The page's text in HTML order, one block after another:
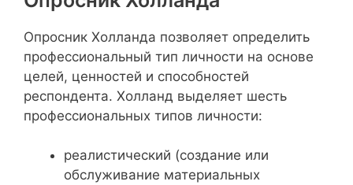
Опросник Холланда позволяет определить
профессиональный тип личности на основе
целей, ценностей и способностей
респондента. Холланд выделяет шесть
профессиональных типов личности:
реалистический (создание или
обслуживание материальных